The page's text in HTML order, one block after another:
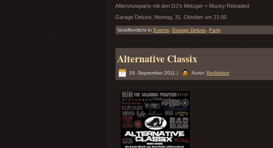
Aftershowparty mit den DJ’s Metzger + Mucky Reloaded
Garage Deluxe, Montag, 31. Oktober um 21:00
Veröffentlicht in Events Garage Deluxe Party
Alternative Classix
19. September 2011 | Autor: Redaktion